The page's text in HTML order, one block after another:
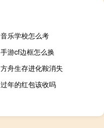
音乐学校怎么考
手游cf边框怎么换
方舟生存进化鞍消失
过年的红包该收吗